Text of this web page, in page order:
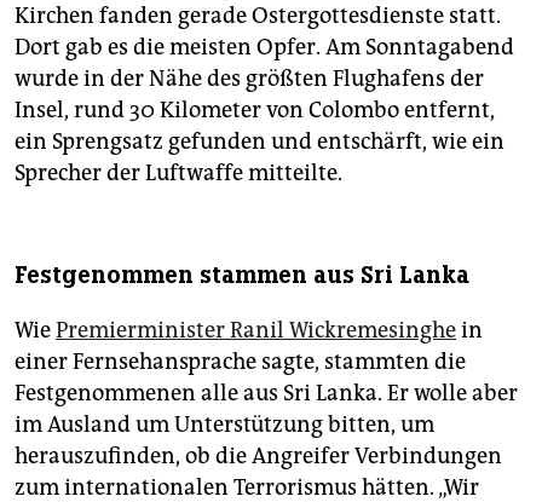
Kirchen fanden gerade Ostergottesdienste statt.
Dort gab es die meisten Opfer. Am Sonntagabend
wurde in der Nähe des größten Flughafens der
Insel, rund 30 Kilometer von Colombo entfernt,
ein Sprengsatz gefunden und entschärft, wie ein
Sprecher der Luftwaffe mitteilte.
Festgenommen stammen aus Sri Lanka
WiePremierminister Ranil Wickremesinghein
einer Fernsehansprache sagte, stammten die
Festgenommenen alle aus Sri Lanka. Er wolle aber
im Ausland um Unterstützung bitten, um
herauszufinden, ob die Angreifer Verbindungen
zum internationalen Terrorismus hätten. „Wir